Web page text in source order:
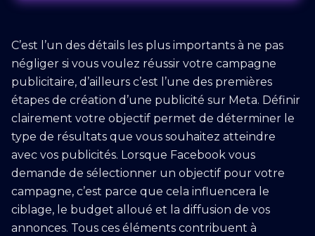
C’est l’un des détails les plus importants à ne pas
négliger si vous voulez réussir votre campagne
publicitaire, d’ailleurs c’est l’une des premières
étapes de création d’une publicité sur Meta. Définir
clairement votre objectif permet de déterminer le
type de résultats que vous souhaitez atteindre
avec vos publicités. Lorsque Facebook vous
demande de sélectionner un objectif pour votre
campagne, c’est parce que cela influencera le
ciblage, le budget alloué et la diffusion de vos
annonces. Tous ces éléments contribuent à